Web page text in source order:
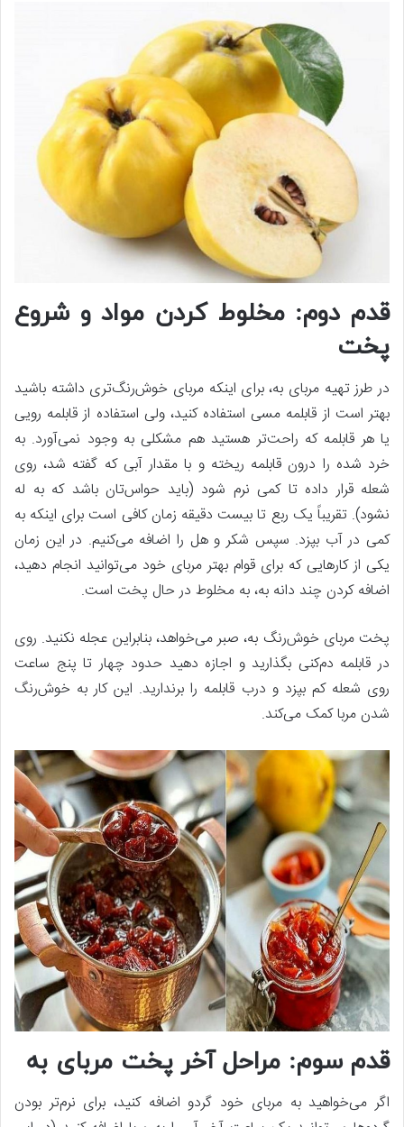
قدم دوم: مخلوط کردن مواد و شروع
پخت
در طرز تهیه مربای به، برای اینکه مربای خوش‌رنگ‌تری داشته باشید
بهتر است از قابلمه مسی استفاده کنید، ولی استفاده از قابلمه رویی
یا هر قابلمه که راحت‌تر هستید هم مشکلی به وجود نمی‌آورد. به
خرد شده را درون قابلمه ریخته و با مقدار آبی که گفته شد، روی
شعله قرار داده تا کمی نرم شود (باید حواس‌تان باشد که به له
نشود). تقریباً یک ربع تا بیست دقیقه زمان کافی است برای اینکه به
کمی در آب بپزد. سپس شکر و هل را اضافه می‌کنیم. در این زمان
یکی از کارهایی که برای قوام بهتر مربای خود می‌توانید انجام دهید،
اضافه کردن چند دانه به، به مخلوط در حال پخت است.
پخت مربای خوش‌رنگ به، صبر می‌خواهد، بنابراین عجله نکنید. روی
در قابلمه دم‌کنی بگذارید و اجازه دهید حدود چهار تا پنج ساعت
روی شعله کم بپزد و درب قابلمه را برندارید. این کار به خوش‌رنگ
شدن مربا کمک می‌کند.
قدم سوم: مراحل آخر پخت مربای به
اگر می‌خواهید به مربای خود گردو اضافه کنید، برای نرم‌تر بودن